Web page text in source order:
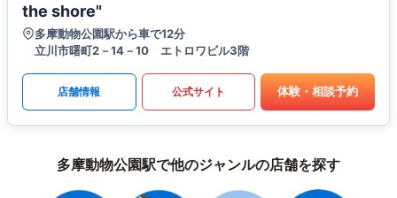
the shore"
多摩動物公園駅から車で12分
立川市曙町2－14－10 エトロワビル3階
店舗情報 公式サイト 体験・相談予約
多摩動物公園駅で他のジャンルの店舗を探す